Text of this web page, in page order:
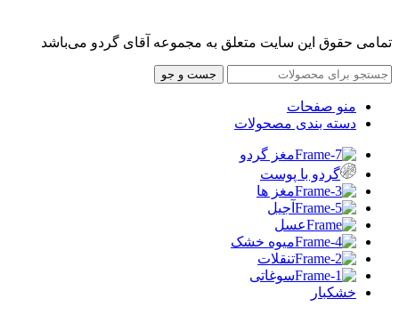
تمامی حقوق این سایت متعلق به مجموعه آقای گردو می‌باشد
جست و جو
منو صفحات
دسته بندی مصحولات
مغز گردو
گردو با پوست
مغز ها
آجیل
عسل
میوه خشک
تنقلات
سوغاتی
خشکبار